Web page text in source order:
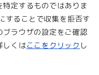
定するものではありま
することで収集を拒否す
ラウザの設定をご確認
しくはここをクリック し